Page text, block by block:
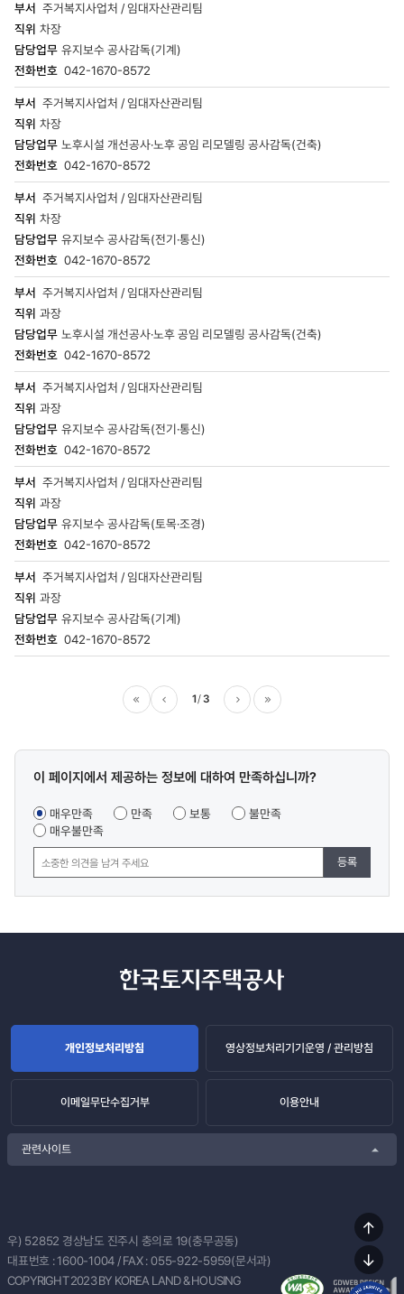
주거복지사업처 / 임대자산관리팀
차장
유지보수 공사감독(기계)
042-1670-8572
주거복지사업처 / 임대자산관리팀
차장
노후시설 개선공사·노후 공임 리모델링 공사감독(건축)
042-1670-8572
주거복지사업처 / 임대자산관리팀
차장
유지보수 공사감독(전기·통신)
042-1670-8572
주거복지사업처 / 임대자산관리팀
과장
노후시설 개선공사·노후 공임 리모델링 공사감독(건축)
042-1670-8572
주거복지사업처 / 임대자산관리팀
과장
유지보수 공사감독(전기·통신)
042-1670-8572
주거복지사업처 / 임대자산관리팀
과장
유지보수 공사감독(토목·조경)
042-1670-8572
주거복지사업처 / 임대자산관리팀
과장
유지보수 공사감독(기계)
042-1670-8572
1 3
콘텐츠
조사
이 페이지에서 제공하는 정보에 대하여 만족하십니까?
매우만족 만족 보통
불만족
매우불만족
등록
개인정보처리방침 영상정보처리기기운영 / 관리방침
이메일무단수집거부 이용안내
관련사이트
우) 52852 경상남도 진주시 충의로 19(충무공동)
대표번호 :1600-1004 / FAX : 055-922-5959(문서과)
COPYRIGHT 2023 BY KOREA LAND & HOUSING
상단
이동
하단